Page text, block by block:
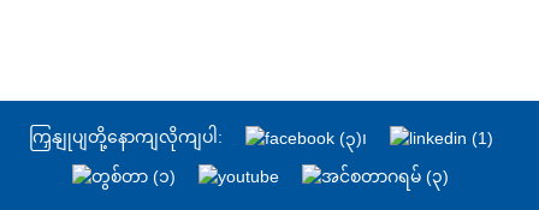
ကြှနျုပျတို့နောကျလိုကျပါ: